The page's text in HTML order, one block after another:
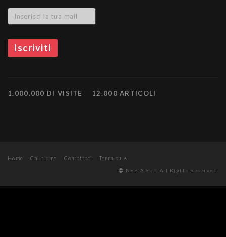
1.000.000 DI VISITE 12.000 ARTICOLI
Home Chi siamo Contattaci
Torna su
NEPTA S.r.l. All Rights Reserved.